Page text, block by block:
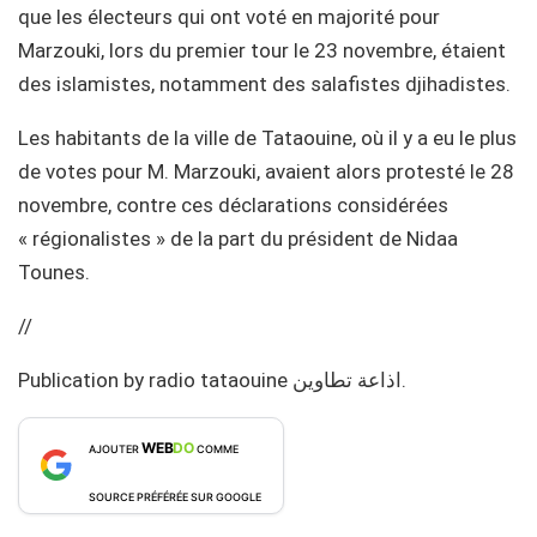
que les électeurs qui ont voté en majorité pour
Marzouki, lors du premier tour le 23 novembre, étaient
des islamistes, notamment des salafistes djihadistes.
Les habitants de la ville de Tataouine, où il y a eu le plus
de votes pour M. Marzouki, avaient alors protesté le 28
novembre, contre ces déclarations considérées
« régionalistes » de la part du président de Nidaa
Tounes.
//
Publication by ‎radio tataouine اذاعة تطاوين‎.
AJOUTERWEBDOCOMME
SOURCE PRÉFÉRÉE SUR GOOGLE